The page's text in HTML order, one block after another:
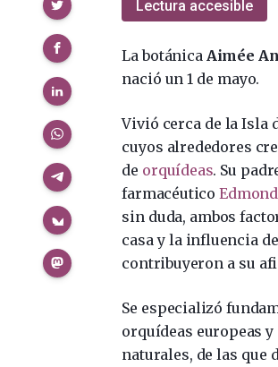
Lectura accesible
La botánica Aimée
nació un 1 de mayo.
Vivió cerca de la Isla
cuyos alrededores
de orquídeas. Su
farmacéutico
sin duda, ambos
casa y la influencia
contribuyeron a su
Se especializó
orquídeas europeas
naturales, de las que